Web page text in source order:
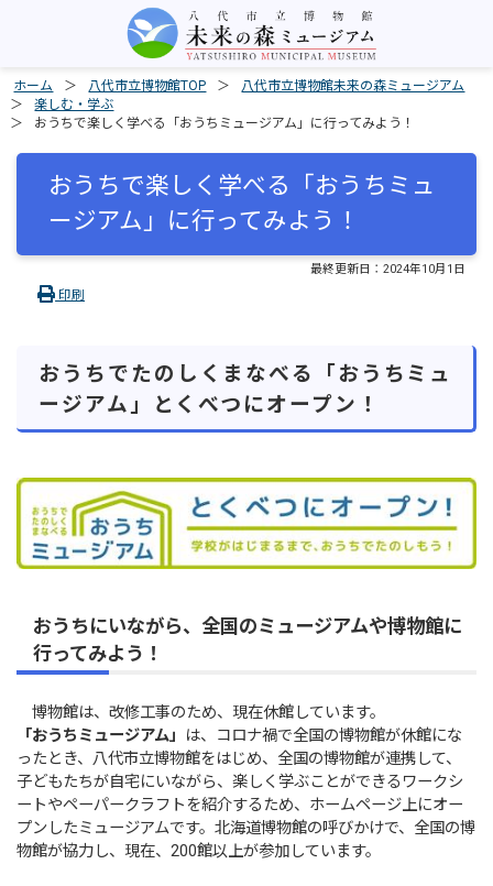
ホーム 八代市立博物館TOP
八代市立博物館未来の森ミュージアム
楽しむ・学ぶ
おうちで楽しく学べる「おうちミュージアム」に行ってみよう！
おうちで楽しく学べる「おうちミュ
ージアム」に行ってみよう！
最終更新日： 2024年10月1日
印刷
おうちでたのしくまなべる「おうちミュ
ージアム」とくべつにオープン！
おうちにいながら、全国のミュージアムや博物館に
行ってみよう！
博物館は、改修工事のため、現在休館しています。
「おうちミュージアム」 は、コロナ禍で全国の博物館が休館にな
ったとき、八代市立博物館をはじめ、全国の博物館が連携して、
子どもたちが自宅にいながら、楽しく学ぶことができるワークシ
ートやペーパークラフトを紹介するため、ホームページ上にオー
プンしたミュージアムです。北海道博物館の呼びかけで、全国の博
物館が協力し、現在、200館以上が参加しています。